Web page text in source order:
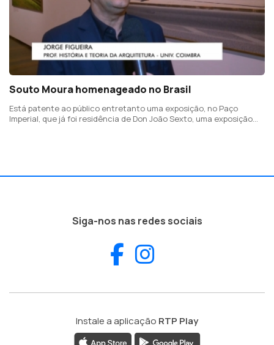
Souto Moura homenageado no Brasil
Está patente ao público entretanto uma exposição, no Paço
Imperial, que já foi residência de Don João Sexto, uma exposição
Siga-nos nas redes sociais
Facebook
Instale a aplicação RTP Play